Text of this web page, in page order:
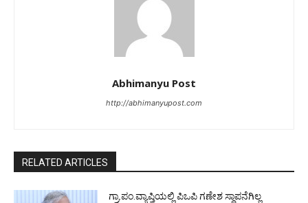
Abhimanyu Post
http://abhimanyupost.com
RELATED ARTICLES
ಗ್ರಾ.ಪಂ.ವ್ಯಾಪ್ತಿಯಲ್ಲಿ ಪಿಒಪಿ ಗಣೇಶ ಸ್ಥಾಪನೆಗಿಲ್ಲ